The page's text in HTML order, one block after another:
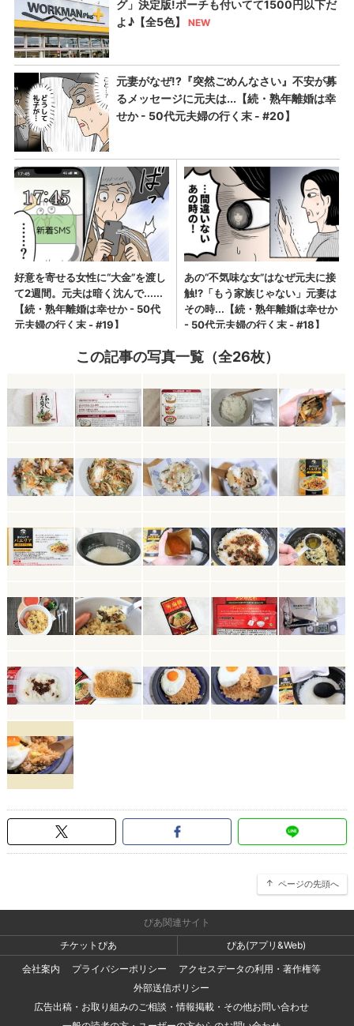
この記事の写真一覧（全26枚）
ページの先頭へ
ぴあ関連サイト
チケットぴあ
ぴあ(アプリ&Web)
会社案内
プライバシーポリシー
アクセスデータの利用・著作権等
外部送信ポリシー
広告出稿・お取り組みのご相談・情報掲載・その他お問い合わせ